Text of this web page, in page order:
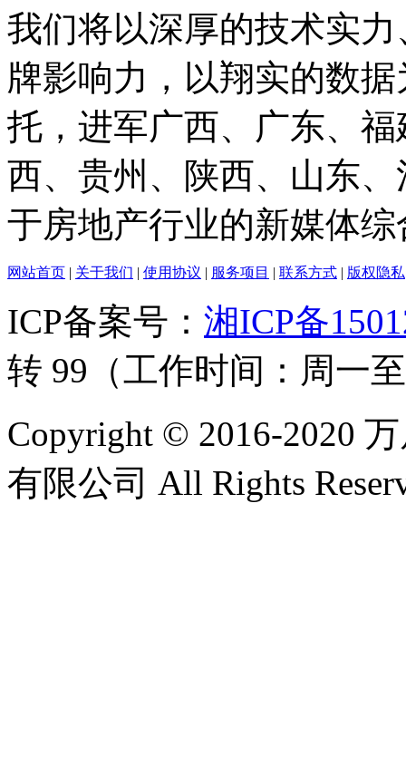
我们将以深厚的技术实
牌影响力，以翔实的数
托，进军广西、广东、
西、贵州、陕西、山东
于房地产行业的新媒体
网站首页 | 关于我们 | 使用协议 | 服务项目 | 联系方式 | 版权隐私
ICP备案号： 湘ICP备
转 99（工作时间：周一
Copyright © 2016-2020
有限公司 All Rights